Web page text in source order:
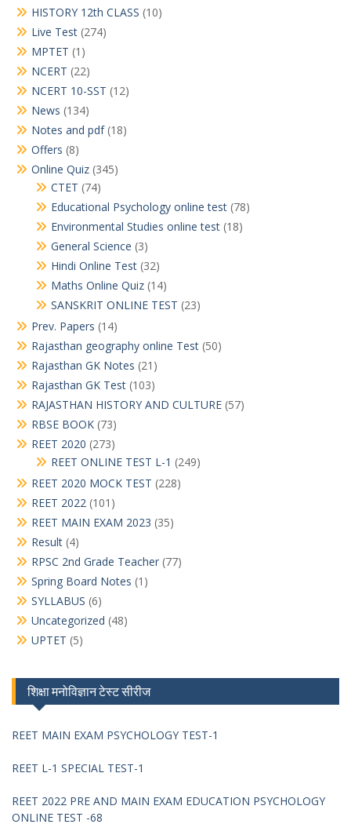
HISTORY 12th CLASS (10)
Live Test (274)
MPTET (1)
NCERT (22)
NCERT 10-SST (12)
News (134)
Notes and pdf(18)
Offers (8)
Online Quiz (345)
CTET (74)
Educational Psychology online test (78)
Environmental Studies online test (18)
General Science (3)
Hindi Online Test (32)
Maths Online Quiz (14)
SANSKRIT ONLINE TEST (23)
Prev. Papers (14)
Rajasthan geography online Test (50)
Rajasthan GK Notes (21)
Rajasthan GK Test (103)
RAJASTHAN HISTORY AND CULTURE (57)
RBSE BOOK (73)
REET 2020 (273)
REET ONLINE TEST L-1 (249)
REET 2020 MOCK TEST (228)
REET 2022 (101)
REET MAIN EXAM 2023 (35)
Result (4)
RPSC 2nd Grade Teacher (77)
Spring Board Notes (1)
SYLLABUS (6)
Uncategorized (48)
UPTET (5)
शिक्षा मनोविज्ञान टेस्ट सीरीज
REET MAIN EXAM PSYCHOLOGY TEST-1
REET L-1 SPECIAL TEST-1
REET 2022 PRE AND MAIN EXAM EDUCATION PSYCHOLOGY
ONLINE TEST -68